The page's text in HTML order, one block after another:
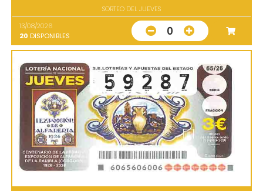
SORTEO DEL JUEVES
13/08/2026
20 DISPONIBLES 0